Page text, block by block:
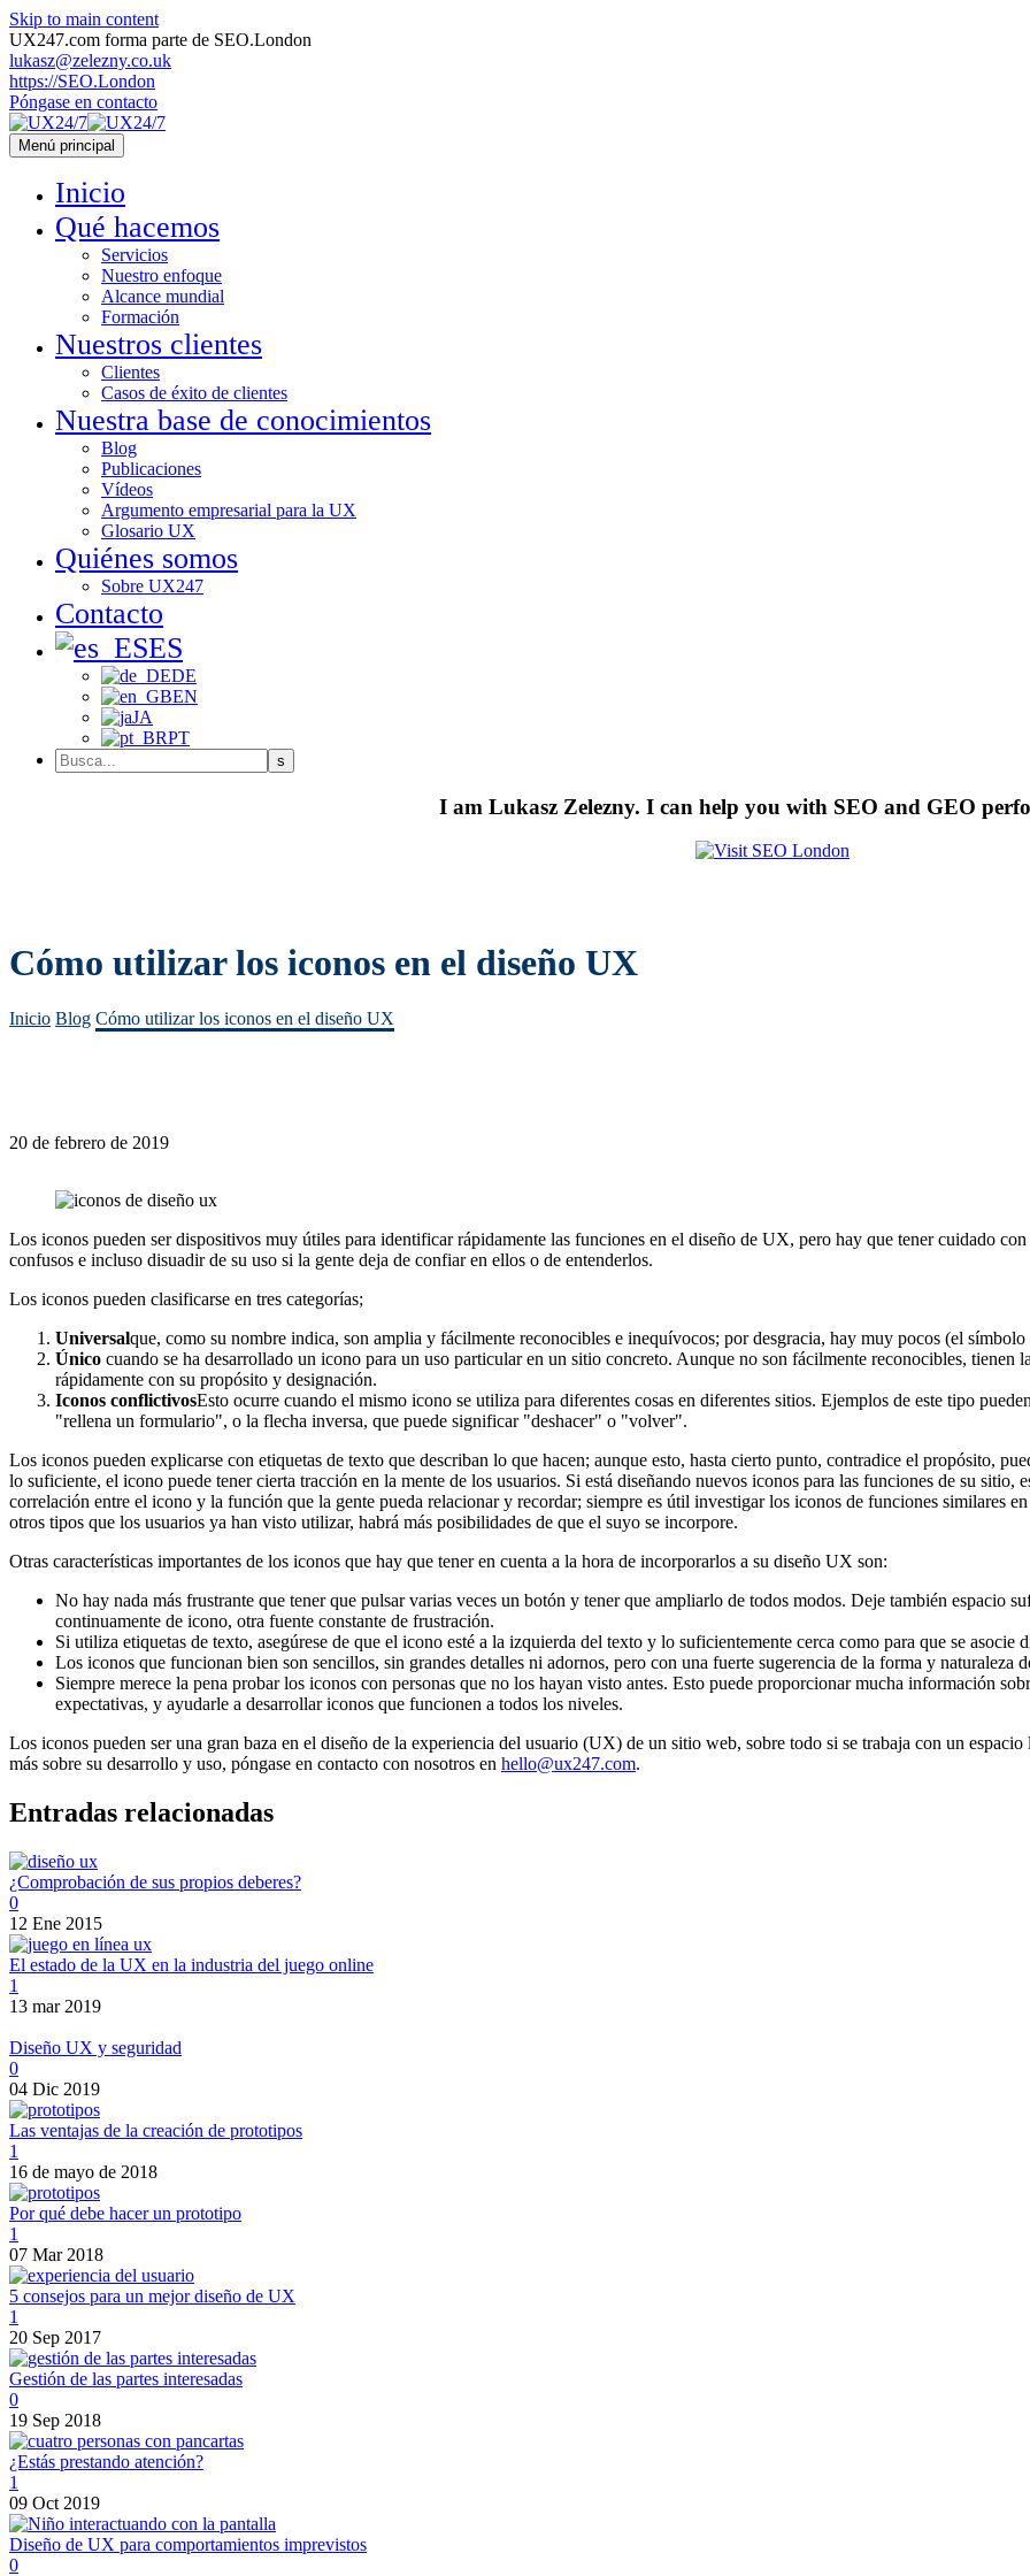
Skip to main content
UX247.com forma parte de SEO.London
lukasz@zelezny.co.uk
https://SEO.London
Póngase en contacto
Menú principal
Inicio
Qué hacemos
Servicios
Nuestro enfoque
Alcance mundial
Formación
Nuestros clientes
Clientes
Casos de éxito de clientes
Nuestra base de conocimientos
Blog
Publicaciones
Vídeos
Argumento empresarial para la UX
Glosario UX
Quiénes somos
Sobre UX247
Contacto
ES
DE
EN
JA
PT
I am Lukasz Zelezny. I can help you with SEO and GEO
Cómo utilizar los iconos en el diseño UX
Inicio Blog Cómo utilizar los iconos en el diseño UX
20 de febrero de 2019
Los iconos pueden ser dispositivos muy útiles para identificar rápidamente las funciones en el diseño de UX, pero hay que tener cuidado
confusos e incluso disuadir de su uso si la gente deja de confiar en ellos o de entenderlos.
Los iconos pueden clasificarse en tres categorías;
Universalque, como su nombre indica, son amplia y fácilmente reconocibles e inequívocos; por desgracia, hay muy pocos (el
Único cuando se ha desarrollado un icono para un uso particular en un sitio concreto. Aunque no son fácilmente reconocibles, tienen
rápidamente con su propósito y designación.
Iconos conflictivosEsto ocurre cuando el mismo icono se utiliza para diferentes cosas en diferentes sitios. Ejemplos de este tipo
"rellena un formulario", o la flecha inversa, que puede significar "deshacer" o "volver".
Los iconos pueden explicarse con etiquetas de texto que describan lo que hacen; aunque esto, hasta cierto punto, contradice el propósito,
lo suficiente, el icono puede tener cierta tracción en la mente de los usuarios. Si está diseñando nuevos iconos para las funciones de su sitio,
correlación entre el icono y la función que la gente pueda relacionar y recordar; siempre es útil investigar los iconos de funciones similares
otros tipos que los usuarios ya han visto utilizar, habrá más posibilidades de que el suyo se incorpore.
Otras características importantes de los iconos que hay que tener en cuenta a la hora de incorporarlos a su diseño UX son:
No hay nada más frustrante que tener que pulsar varias veces un botón y tener que ampliarlo de todos modos. Deje también espacio
continuamente de icono, otra fuente constante de frustración.
Si utiliza etiquetas de texto, asegúrese de que el icono esté a la izquierda del texto y lo suficientemente cerca como para que se
Los iconos que funcionan bien son sencillos, sin grandes detalles ni adornos, pero con una fuerte sugerencia de la forma y naturaleza
Siempre merece la pena probar los iconos con personas que no los hayan visto antes. Esto puede proporcionar mucha información
expectativas, y ayudarle a desarrollar iconos que funcionen a todos los niveles.
Los iconos pueden ser una gran baza en el diseño de la experiencia del usuario (UX) de un sitio web, sobre todo si se trabaja con un
más sobre su desarrollo y uso, póngase en contacto con nosotros en hello@ux247.com.
Entradas relacionadas
¿Comprobación de sus propios deberes?
0
12 Ene 2015
El estado de la UX en la industria del juego online
1
13 mar 2019
Diseño UX y seguridad
0
04 Dic 2019
Las ventajas de la creación de prototipos
1
16 de mayo de 2018
Por qué debe hacer un prototipo
1
07 Mar 2018
5 consejos para un mejor diseño de UX
1
20 Sep 2017
Gestión de las partes interesadas
0
19 Sep 2018
¿Estás prestando atención?
1
09 Oct 2019
Diseño de UX para comportamientos imprevistos
0